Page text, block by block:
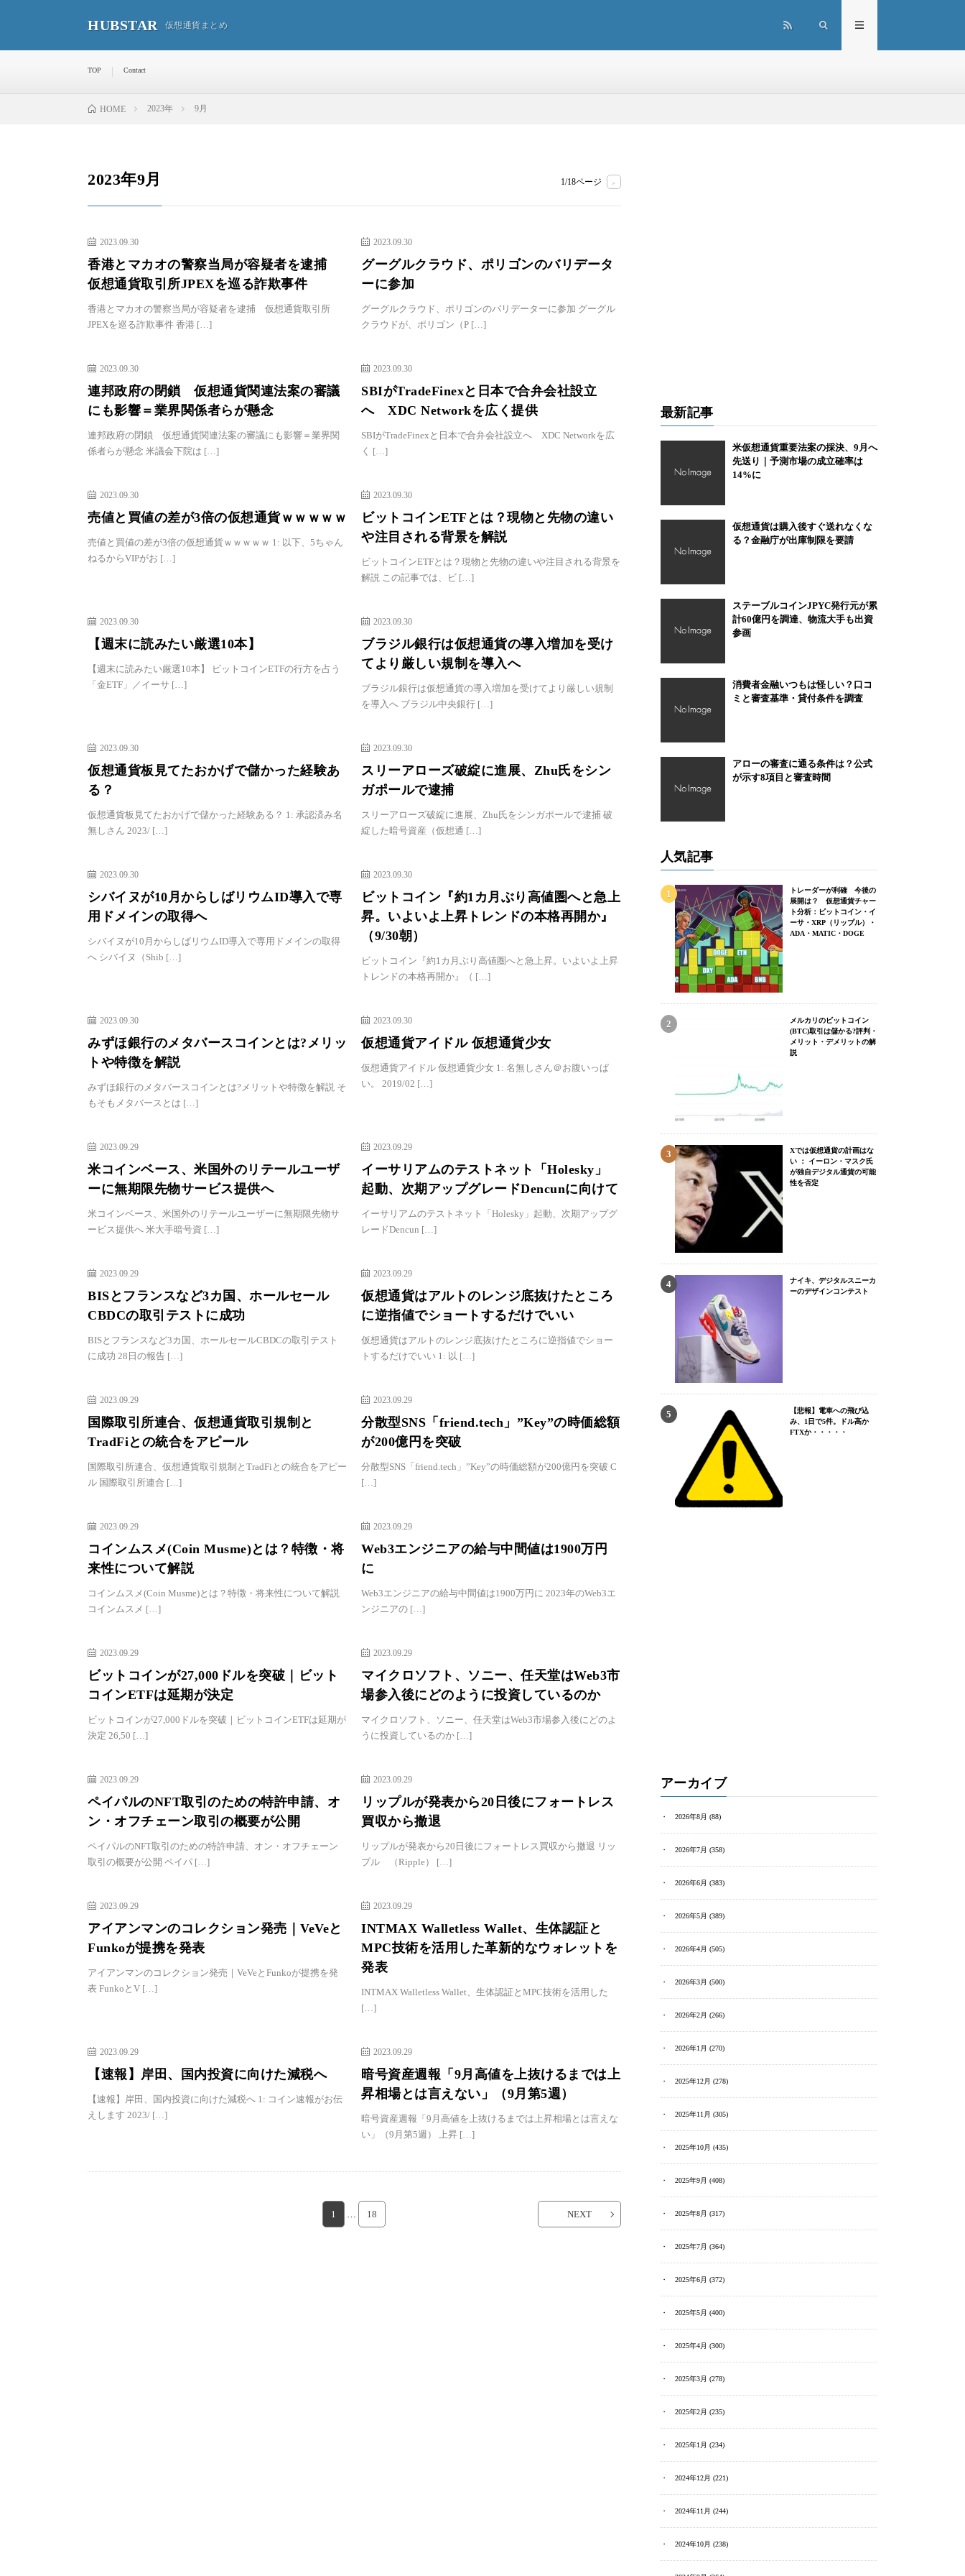
HUBSTAR 仮想通貨まとめ
TOP Contact
HOME 2023年 9月
2023年9月 1/18ページ >
2023.09.30
香港とマカオの警察当局が容疑者を逮捕
仮想通貨取引所JPEXを巡る詐欺事件
香港とマカオの警察当局が容疑者を逮捕 仮想通貨取引所
JPEXを巡る詐欺事件 香港 […]
2023.09.30
グーグルクラウド、ポリゴンのバリデータ
ーに参加
グーグルクラウド、ポリゴンのバリデーターに参加 グーグル
クラウドが、ポリゴン（P […]
2023.09.30
連邦政府の閉鎖 仮想通貨関連法案の審議
にも影響＝業界関係者らが懸念
連邦政府の閉鎖 仮想通貨関連法案の審議にも影響＝業界関
係者らが懸念 米議会下院は […]
2023.09.30
SBIがTradeFinexと日本で合弁会社設立
へ XDC Networkを広く提供
SBIがTradeFinexと日本で合弁会社設立へ XDC Networkを広
く […]
2023.09.30
売値と買値の差が3倍の仮想通貨ｗｗｗｗｗ
売値と買値の差が3倍の仮想通貨ｗｗｗｗｗ 1: 以下、5ちゃん
ねるからVIPがお […]
2023.09.30
ビットコインETFとは？現物と先物の違い
や注目される背景を解説
ビットコインETFとは？現物と先物の違いや注目される背景を
解説 この記事では、ビ […]
2023.09.30
【週末に読みたい厳選10本】
【週末に読みたい厳選10本】 ビットコインETFの行方を占う
「金ETF」／イーサ […]
2023.09.30
ブラジル銀行は仮想通貨の導入増加を受け
てより厳しい規制を導入へ
ブラジル銀行は仮想通貨の導入増加を受けてより厳しい規制
を導入へ ブラジル中央銀行 […]
2023.09.30
仮想通貨板見てたおかげで儲かった経験あ
る？
仮想通貨板見てたおかげで儲かった経験ある？ 1: 承認済み名
無しさん 2023/ […]
2023.09.30
スリーアローズ破綻に進展、Zhu氏をシン
ガポールで逮捕
スリーアローズ破綻に進展、Zhu氏をシンガポールで逮捕 破
綻した暗号資産（仮想通 […]
2023.09.30
シバイヌが10月からしばリウムID導入で専
用ドメインの取得へ
シバイヌが10月からしばリウムID導入で専用ドメインの取得
へ シバイヌ（Shib […]
2023.09.30
ビットコイン『約1カ月ぶり高値圏へと急上
昇。いよいよ上昇トレンドの本格再開か』
（9/30朝）
ビットコイン『約1カ月ぶり高値圏へと急上昇。いよいよ上昇
トレンドの本格再開か』（ […]
2023.09.30
みずほ銀行のメタバースコインとは?メリッ
トや特徴を解説
みずほ銀行のメタバースコインとは?メリットや特徴を解説 そ
もそもメタバースとは […]
2023.09.30
仮想通貨アイドル 仮想通貨少女
仮想通貨アイドル 仮想通貨少女 1: 名無しさん＠お腹いっぱ
い。 2019/02 […]
2023.09.29
米コインベース、米国外のリテールユーザ
ーに無期限先物サービス提供へ
米コインベース、米国外のリテールユーザーに無期限先物サ
ービス提供へ 米大手暗号資 […]
2023.09.29
イーサリアムのテストネット「Holesky」
起動、次期アップグレードDencunに向けて
イーサリアムのテストネット「Holesky」起動、次期アップグ
レードDencun […]
2023.09.29
BISとフランスなど3カ国、ホールセール
CBDCの取引テストに成功
BISとフランスなど3カ国、ホールセールCBDCの取引テスト
に成功 28日の報告 […]
2023.09.29
仮想通貨はアルトのレンジ底抜けたところ
に逆指値でショートするだけでいい
仮想通貨はアルトのレンジ底抜けたところに逆指値でショー
トするだけでいい 1: 以 […]
2023.09.29
国際取引所連合、仮想通貨取引規制と
TradFiとの統合をアピール
国際取引所連合、仮想通貨取引規制とTradFiとの統合をアピー
ル 国際取引所連合 […]
2023.09.29
分散型SNS「friend.tech」”Key”の時価総額
が200億円を突破
分散型SNS「friend.tech」”Key”の時価総額が200億円を突破 C
[…]
2023.09.29
コインムスメ(Coin Musme)とは？特徴・将
来性について解説
コインムスメ(Coin Musme)とは？特徴・将来性について解説
コインムスメ […]
2023.09.29
Web3エンジニアの給与中間値は1900万円
に
Web3エンジニアの給与中間値は1900万円に 2023年のWeb3エ
ンジニアの […]
2023.09.29
ビットコインが27,000ドルを突破｜ビット
コインETFは延期が決定
ビットコインが27,000ドルを突破｜ビットコインETFは延期が
決定 26,50 […]
2023.09.29
マイクロソフト、ソニー、任天堂はWeb3市
場参入後にどのように投資しているのか
マイクロソフト、ソニー、任天堂はWeb3市場参入後にどのよ
うに投資しているのか […]
2023.09.29
ペイパルのNFT取引のための特許申請、オ
ン・オフチェーン取引の概要が公開
ペイパルのNFT取引のための特許申請、オン・オフチェーン
取引の概要が公開 ペイパ […]
2023.09.29
リップルが発表から20日後にフォートレス
買収から撤退
リップルが発表から20日後にフォートレス買収から撤退 リッ
プル （Ripple） […]
2023.09.29
アイアンマンのコレクション発売｜VeVeと
Funkoが提携を発表
アイアンマンのコレクション発売｜VeVeとFunkoが提携を発
表 FunkoとV […]
2023.09.29
INTMAX Walletless Wallet、生体認証と
MPC技術を活用した革新的なウォレットを
発表
INTMAX Walletless Wallet、生体認証とMPC技術を活用した
[…]
2023.09.29
【速報】岸田、国内投資に向けた減税へ
【速報】岸田、国内投資に向けた減税へ 1: コイン速報がお伝
えします 2023/ […]
2023.09.29
暗号資産週報「9月高値を上抜けるまでは上
昇相場とは言えない」（9月第5週）
暗号資産週報「9月高値を上抜けるまでは上昇相場とは言えな
い」（9月第5週） 上昇 […]
1 … 18 NEXT
最新記事
米仮想通貨重要法案の採決、9月へ
先送り｜予測市場の成立確率は
14%に
仮想通貨は購入後すぐ送れなくな
る？金融庁が出庫制限を要請
ステーブルコインJPYC発行元が累
計60億円を調達、物流大手も出資
参画
消費者金融いつもは怪しい？口コ
ミと審査基準・貸付条件を調査
アローの審査に通る条件は？公式
が示す8項目と審査時間
人気記事
トレーダーが利確 今後の
展開は？ 仮想通貨チャー
ト分析：ビットコイン・イ
ーサ・XRP（リップル）・
ADA・MATIC・DOGE
メルカリのビットコイン
(BTC)取引は儲かる?評判・
メリット・デメリットの解
説
Xでは仮想通貨の計画はな
い ： イーロン・マスク氏
が独自デジタル通貨の可能
性を否定
ナイキ、デジタルスニーカ
ーのデザインコンテスト
【悲報】電車への飛び込
み、1日で5件。ドル高か
FTXか・・・・・
アーカイブ
2026年8月 (88)
2026年7月 (358)
2026年6月 (383)
2026年5月 (389)
2026年4月 (505)
2026年3月 (500)
2026年2月 (266)
2026年1月 (270)
2025年12月 (278)
2025年11月 (305)
2025年10月 (435)
2025年9月 (408)
2025年8月 (317)
2025年7月 (364)
2025年6月 (372)
2025年5月 (400)
2025年4月 (300)
2025年3月 (278)
2025年2月 (235)
2025年1月 (234)
2024年12月 (221)
2024年11月 (244)
2024年10月 (238)